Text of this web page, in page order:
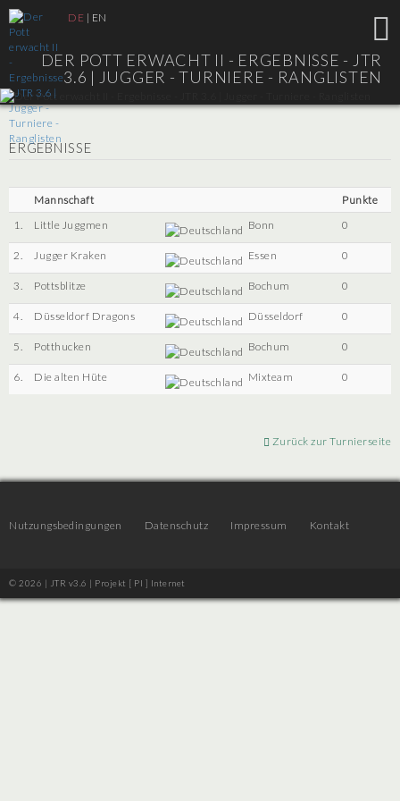
DE | EN
DER POTT ERWACHT II - ERGEBNISSE - JTR
3.6 | JUGGER - TURNIERE - RANGLISTEN
ERGEBNISSE
Mannschaft
Punkte
1.
Little Juggmen Bonn 0
2. Jugger Kraken Essen 0
3. Pottsblitze Bochum 0
4. Düsseldorf Dragons Düsseldorf 0
5. Potthucken Bochum 0
6. Die alten Hüte Mixteam 0
Zurück zur Turnierseite
Nutzungsbedingungen Datenschutz Impressum Kontakt
© 2026 | JTR v3.6 | Projekt [ PI ] Internet